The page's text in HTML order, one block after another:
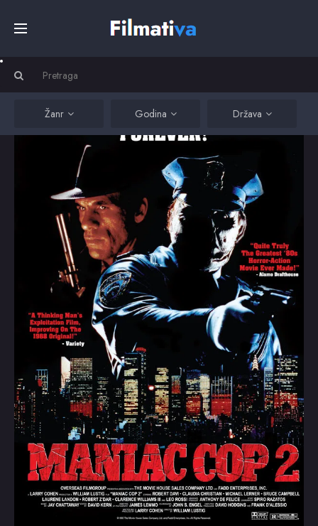
Filmovi
Omiljeni
Žanr Godina Država